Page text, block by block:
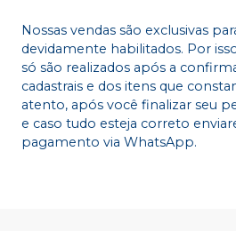
Nossas vendas são exclusivas
devidamente habilitados. Por
só são realizados após a
cadastrais e dos itens que
atento, após você finalizar seu
e caso tudo esteja correto
pagamento via WhatsApp.